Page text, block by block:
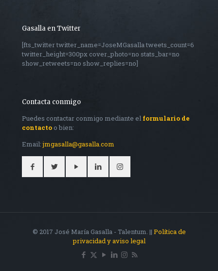
Gasalla en Twitter
[fts_twitter twitter_name=JoseMGasalla tweets_count=6
twitter_height=300px cover_photo=no stats_bar=no
show_retweets=no show_replies=no]
Contacta conmigo
Puedes contactar conmigo mediante el formulario de
contacto o bien:
Email:jmgasalla@gasalla.com
© 2017 José María Gasalla - Talentum. || Política de
privacidad y aviso legal